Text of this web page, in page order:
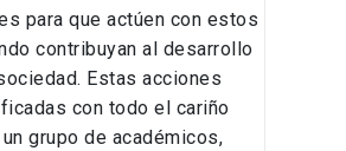
para que actúen con estos
contribuyan al desarrollo
Estas acciones
con todo el cariño
grupo de académicos,